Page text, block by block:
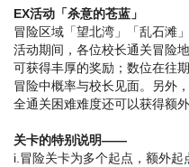
EX活动「杀意的苍蓝」
冒险区域「望北湾」「乱石滩
活动期间，各位校长通关冒险
可获得丰厚的奖励；数位在往
冒险中概率与校长见面。另外
全通关困难难度还可以获得额外
关卡的特别说明——
i.冒险关卡为多个起点，额外起